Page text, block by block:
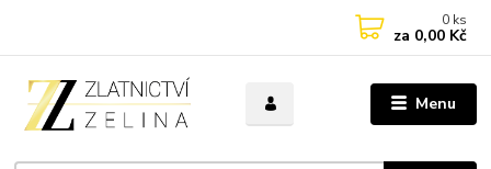
Menu
0 ks
za 0,00 Kč